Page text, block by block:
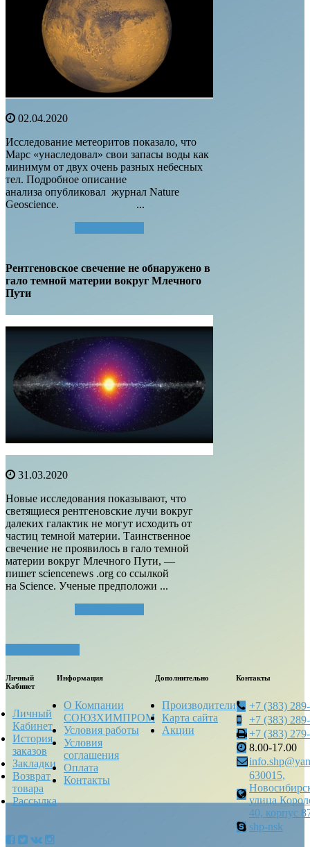
02.04.2020
Исследование метеоритов показало, что
Марс «унаследовал» свои запасы воды как
минимум от двух очень разных небесных
тел. Подробное описание
анализа опубликовал журнал Nature
Geoscience. ...
Рентгеновское свечение не обнаружено в
гало темной материи вокруг Млечного
Пути
31.03.2020
Новые исследования показывают, что
светящиеся рентгеновские лучи вокруг
далеких галактик не могут исходить от
частиц темной материи. Таинственное
свечение не проявилось в гало темной
материи вокруг Млечного Пути, —
пишет sciencenews .org со ссылкой
на Science. Ученые предположи ...
Личный
Кабинет
Личный
Кабинет
История
заказов
Закладки
Возврат
товара
Рассылка
Информация
О Компании
СОЮЗХИМПРОМ
Условия работы
Условия
соглашения
Оплата
Контакты
Дополнительно
Производители
Карта сайта
Акции
Контакты
+7 (383)
+7 (383)
+7 (383)
8.00-17.00
630015,
улица
40, корпус
shp-nsk